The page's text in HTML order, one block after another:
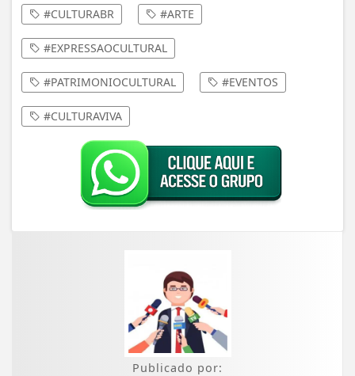
#CULTURABR #ARTE
#EXPRESSAOCULTURAL
#PATRIMONIOCULTURAL #EVENTOS
#CULTURAVIVA
Publicado por: